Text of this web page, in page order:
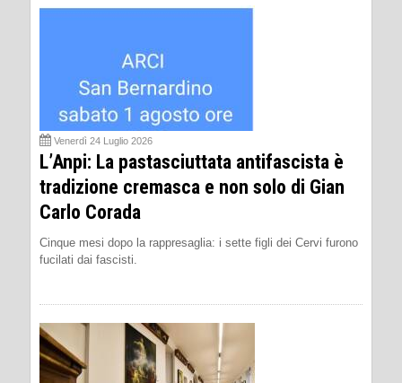
Venerdì 24 Luglio 2026
L’Anpi: La pastasciuttata antifascista è
tradizione cremasca e non solo di Gian
Carlo Corada
Cinque mesi dopo la rappresaglia: i sette figli dei Cervi furono
fucilati dai fascisti.